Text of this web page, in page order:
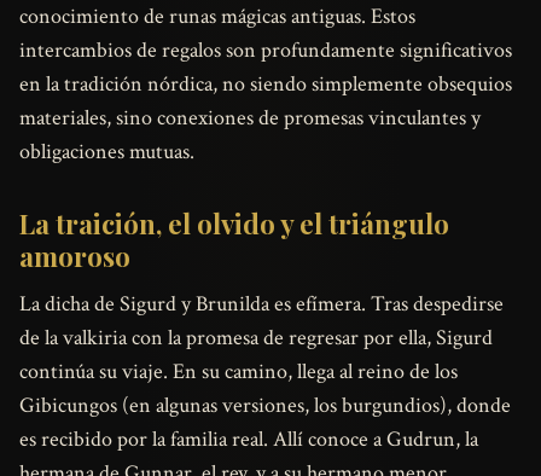
conocimiento de runas mágicas antiguas. Estos
intercambios de regalos son profundamente significativos
en la tradición nórdica, no siendo simplemente obsequios
materiales, sino conexiones de promesas vinculantes y
obligaciones mutuas.
La traición, el olvido y el triángulo
amoroso
La dicha de Sigurd y Brunilda es efímera. Tras despedirse
de la valkiria con la promesa de regresar por ella, Sigurd
continúa su viaje. En su camino, llega al reino de los
Gibicungos (en algunas versiones, los burgundios), donde
es recibido por la familia real. Allí conoce a Gudrun, la